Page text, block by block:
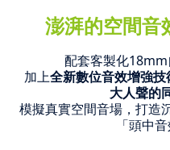
澎湃的空間音
配套客製化18mm
加上全新數位音效增強
大人聲的
模擬真實空間音場，打造
「頭中